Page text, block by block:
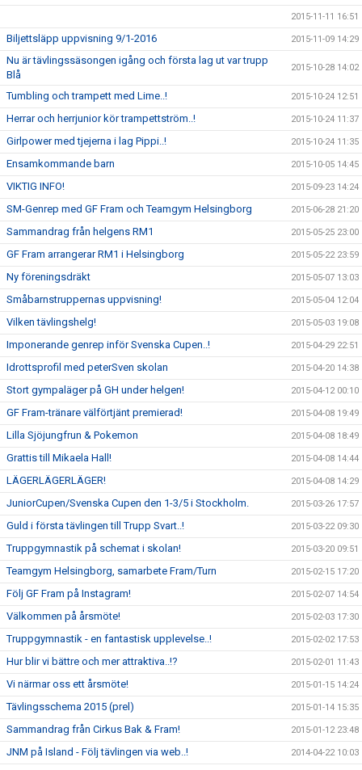
2015-11-11 16:51
Biljettsläpp uppvisning 9/1-2016 2015-11-09 14:29
Nu är tävlingssäsongen igång och första lag ut var trupp
Blå
2015-10-28 14:02
Tumbling och trampett med Lime..! 2015-10-24 12:51
Herrar och herrjunior kör trampettström..! 2015-10-24 11:37
Girlpower med tjejerna i lag Pippi..! 2015-10-24 11:35
Ensamkommande barn 2015-10-05 14:45
VIKTIG INFO! 2015-09-23 14:24
SM-Genrep med GF Fram och Teamgym Helsingborg 2015-06-28 21:20
Sammandrag från helgens RM1 2015-05-25 23:00
GF Fram arrangerar RM1 i Helsingborg 2015-05-22 23:59
Ny föreningsdräkt 2015-05-07 13:03
Småbarnstruppernas uppvisning! 2015-05-04 12:04
Vilken tävlingshelg! 2015-05-03 19:08
Imponerande genrep inför Svenska Cupen..! 2015-04-29 22:51
Idrottsprofil med peterSven skolan 2015-04-20 14:38
Stort gympaläger på GH under helgen! 2015-04-12 00:10
GF Fram-tränare välförtjänt premierad! 2015-04-08 19:49
Lilla Sjöjungfrun & Pokemon 2015-04-08 18:49
Grattis till Mikaela Hall! 2015-04-08 14:44
LÄGERLÄGERLÄGER! 2015-04-08 14:29
JuniorCupen/Svenska Cupen den 1-3/5 i Stockholm. 2015-03-26 17:57
Guld i första tävlingen till Trupp Svart..! 2015-03-22 09:30
Truppgymnastik på schemat i skolan! 2015-03-20 09:51
Teamgym Helsingborg, samarbete Fram/Turn 2015-02-15 17:20
Följ GF Fram på Instagram! 2015-02-07 14:54
Välkommen på årsmöte! 2015-02-03 17:30
Truppgymnastik - en fantastisk upplevelse..! 2015-02-02 17:53
Hur blir vi bättre och mer attraktiva..!? 2015-02-01 11:43
Vi närmar oss ett årsmöte! 2015-01-15 14:24
Tävlingsschema 2015 (prel) 2015-01-14 15:35
Sammandrag från Cirkus Bak & Fram! 2015-01-12 23:48
JNM på Island - Följ tävlingen via web..! 2014-04-22 10:03